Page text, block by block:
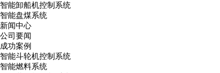
智能卸船机控制系统
智能盘煤系统
新闻中心
公司要闻
成功案例
智能斗轮机控制系统
智能燃料系统